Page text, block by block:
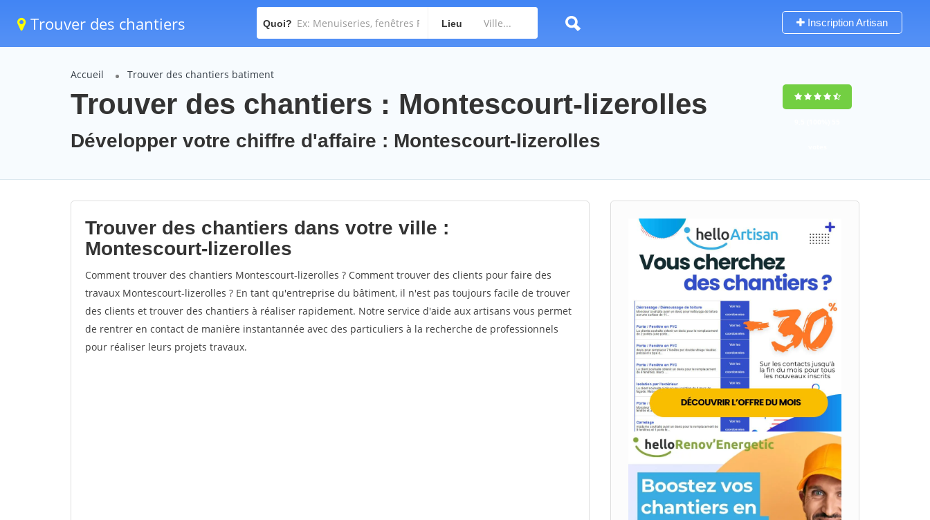
Trouver des chantiers Quoi? Lieu Inscription Artisan
Accueil Trouver des chantiers batiment
Trouver des chantiers : Montescourt-lizerolles
Développer votre chiffre d'affaire : Montescourt-lizerolles
Trouver des chantiers dans votre ville :
Montescourt-lizerolles
Comment trouver des chantiers Montescourt-lizerolles ? Comment trouver des clients pour faire des
travaux Montescourt-lizerolles ? En tant qu'entreprise du bâtiment, il n'est pas toujours facile de trouver
des clients et trouver des chantiers à réaliser rapidement. Notre service d'aide aux artisans vous permet
de rentrer en contact de manière instantannée avec des particuliers à la recherche de professionnels
pour réaliser leurs projets travaux.